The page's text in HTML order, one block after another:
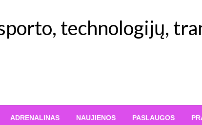
technologijų,
ADRENALINAS NAUJIENOS PASLAUGOS